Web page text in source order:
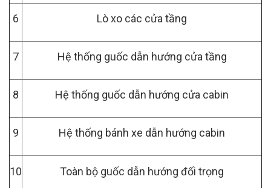
6 Lò xo các cửa tầng
7 Hệ thống guốc dẫn hướng cửa tầng
8 Hệ thống guốc dẫn hướng cửa cabin
9 Hệ thống bánh xe dẫn hướng cabin
10 Toàn bộ guốc dẫn hướng đối trọng